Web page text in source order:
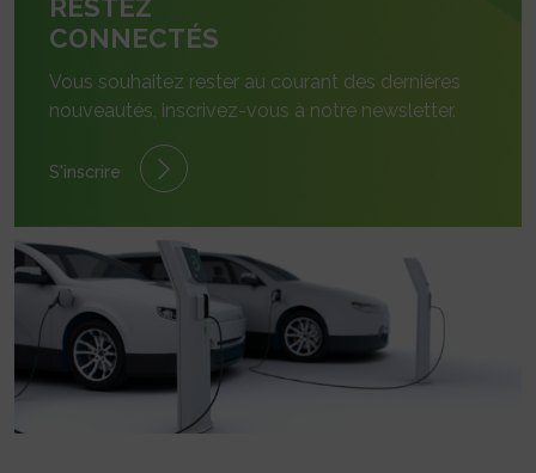
RESTEZ
CONNECTÉS
Vous souhaitez rester au courant des dernières
nouveautés, inscrivez-vous à notre newsletter.
S'inscrire